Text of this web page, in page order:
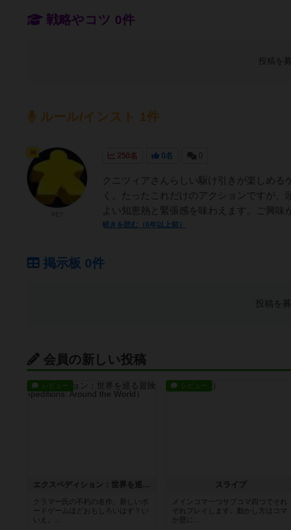
戦略やコツ 0件
投稿を
ルール/インスト 1件
250名 0名 0
クニツィアさんらしい駆け引きが楽しめる
く。たったこれだけのアクションですが
よい知恵熱と緊張感を味わえます。ご興
続きを読む（6年以上前）
掲示板 0件
投稿を
会員の新しい投稿
レビュー
エクスペディション：世界を巡る冒険
クラマー氏の不朽の名作。新しいボ
ードゲームほどおもしろいはず？い
いえ。...
レビュー
スライプ
メインコマ一つサブコマ四つでそれ
ぞれプレイします。動かし方はコマ
か壁に...